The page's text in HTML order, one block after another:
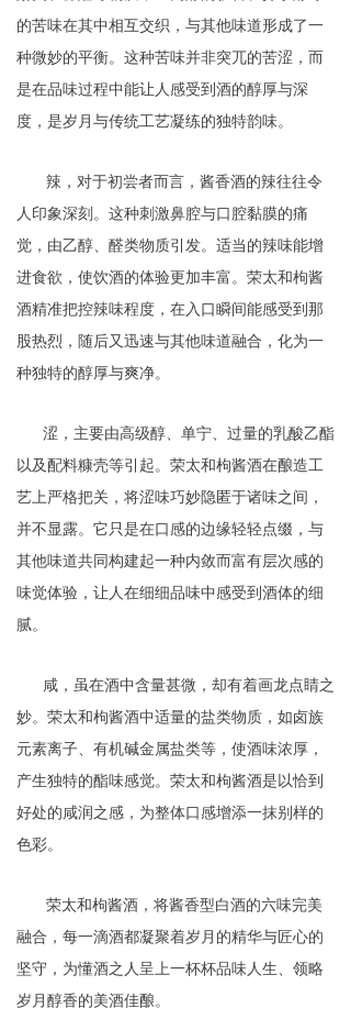
的苦味在其中相互交织，与其他味道形成了一
种微妙的平衡。这种苦味并非突兀的苦涩，而
是在品味过程中能让人感受到酒的醇厚与深
度，是岁月与传统工艺凝练的独特韵味。
辣 ， 对于初尝者而言，酱香酒的辣往往令
人印象深刻。这种刺激鼻腔与口腔黏膜的痛
觉，由乙醇、醛类物质引发。适当的辣味能增
进食欲，使饮酒的体验更加丰富。荣太和枸酱
酒精准把控辣味程度，在入口瞬间能感受到那
股热烈，随后又迅速与其他味道融合，化为一
种独特的醇厚与爽净。
涩 ， 主要由高级醇、单宁、过量的乳酸乙酯
以及配料糠壳等引起。荣太和枸酱酒在酿造工
艺上严格把关，将涩味巧妙隐匿于诸味之间，
并不显露。它只是在口感的边缘轻轻点缀，与
其他味道共同构建起一种内敛而富有层次感的
味觉体验，让人在细细品味中感受到酒体的细
腻。
咸 ， 虽在酒中含量甚微，却有着画龙点睛之
妙。荣太和枸酱酒中适量的盐类物质，如卤族
元素离子、有机碱金属盐类等，使酒味浓厚，
产生独特的酯味感觉。荣太和枸酱酒是以恰到
好处的咸润之感，为整体口感增添一抹别样的
色彩。
荣太和枸酱酒，将酱香型白酒的六味完美
融合，每一滴酒都凝聚着岁月的精华与匠心的
坚守，为懂酒之人呈上一杯杯品味人生、领略
岁月醇香的美酒佳酿。